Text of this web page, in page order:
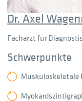
Dr. Axel
Facharzt für
Schwerpunkte
Muskuloskeletale